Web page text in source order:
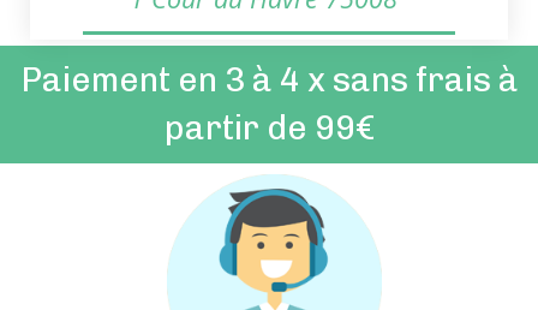
Paiement en 3 à 4 x sans frais à
partir de 99€